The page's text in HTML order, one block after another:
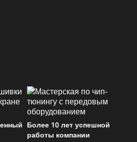
Более 10 лет успешной
работы компании